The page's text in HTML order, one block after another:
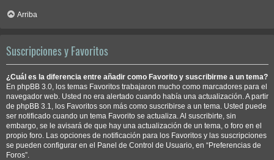
Arriba
Suscripciones y Favoritos
¿Cuál es la diferencia entre añadir como Favorito y suscribirme a un tema?
En phpBB 3.0, los temas Favoritos trabajaron mucho como marcadores para el
navegador web. Usted no era alertado cuando había una actualización. A partir
de phpBB 3.1, los Favoritos son más como suscribirse a un tema. Usted puede
ser notificado cuando un tema Favorito se actualiza. Al suscribirte, sin
embargo, se le avisará de que hay una actualización de un tema, o foro en el
propio foro. Las opciones de notificación para los Favoritos y las suscripciones
se pueden configurar en el Panel de Control de Usuario, en “Preferencias de
Foros”.